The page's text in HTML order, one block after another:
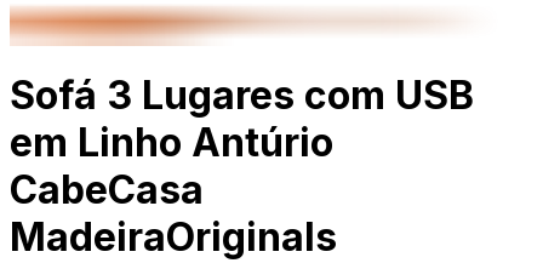
Sofá 3 Lugares com USB
em Linho Antúrio
CabeCasa
MadeiraOriginals